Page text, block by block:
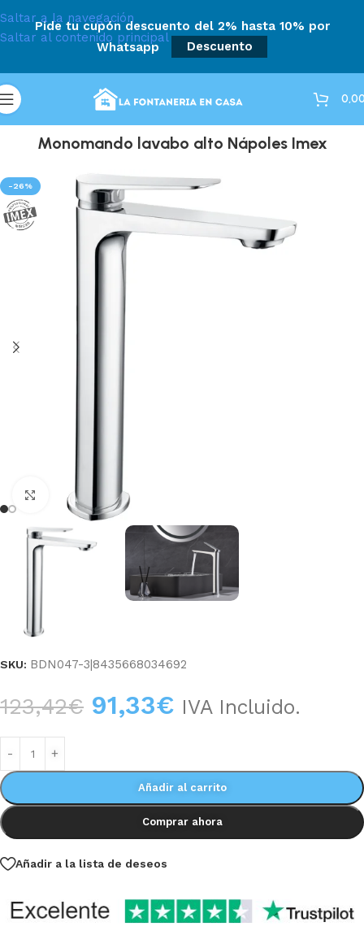
Saltar a la navegación
Saltar al contenido principal
Pide tu cupón descuento del 2% hasta 10% por
Whatsapp
Descuento
Monomando lavabo alto Nápoles Imex
-26%
Haga clic para ampliar
SKU: BDN047-3|8435668034692
123,42€ 91,33€ IVA Incluido.
Añadir al carrito
Comprar ahora
Añadir a la lista de deseos